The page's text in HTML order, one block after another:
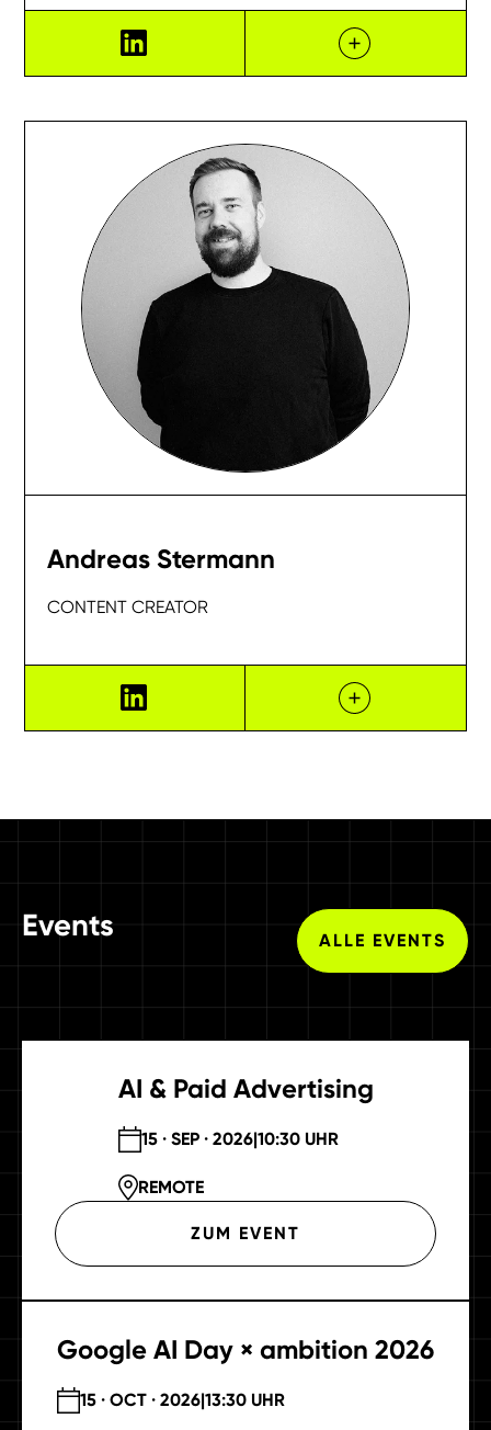
Andreas Stermann
CONTENT CREATOR
Events ALLE EVENTS
AI & Paid Advertising
15 · SEP · 2026|10:30 UHR
REMOTE
ZUM EVENT
Google AI Day × ambition 2026
15 · OCT · 2026|13:30 UHR